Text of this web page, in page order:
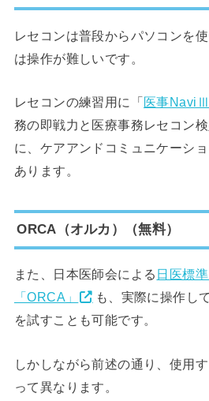
レセコンは普段からパソコンを
は操作が難しいです。
レセコンの練習用に「医事NaviⅢ
務の即戦力と医療事務レセコン
に、ケアアンドコミュニケーシ
あります。
ORCA（オルカ）（無料）
また、日本医師会による 日医標
「ORCA」
も、実際に操作し
を試すことも可能です。
しかしながら前述の通り、使用
って異なります。